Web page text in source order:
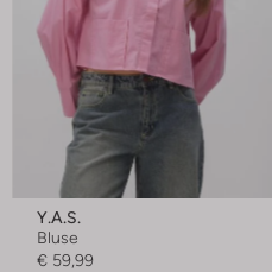
Y.a.s.
Bluse
€ 59,99